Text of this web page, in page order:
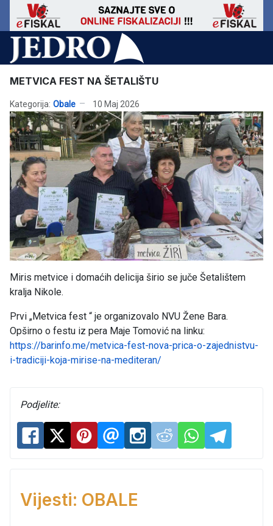
METVICA FEST NA ŠETALIŠTU
Kategorija: Obale 10 Maj 2026
Miris metvice i domaćih delicija širio se juče Šetalištem
kralja Nikole.
Prvi „Metvica fest “ je organizovalo NVU Žene Bara.
Opširno o festu iz pera Maje Tomović na linku:
https://barinfo.me/metvica-fest-nova-prica-o-zajednistvu-
i-tradiciji-koja-mirise-na-mediteran/
Podjelite:
Vijesti: OBALE